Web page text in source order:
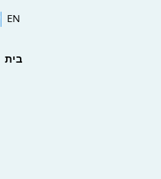
בית
EN